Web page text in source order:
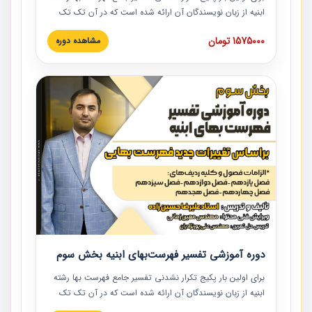
ابنیه از زبان نویسندگان آن ارائه شده است که در آن تک تک
ردیف ها و مطالب فهرست بها تفسیر و ارائه شده است. این
دوره به صورت کامل تصویری بوده و به همراه تصاویر عملیات
دوره با کلام مهندس علیرضاحسین‌زاده مدیر پروژه مهندسی
مشاور در امر بازنگری فهرست بها رشته ابنیه ارائه شده و به تمام
همکارانی که در حوزه صنعت ساخت در حال فعالیت هستند حتما
توصیه می کنیم از مطالب این دوره استفاده نمایند.
1575000 تومان مشاهده دوره
دوره آموزشی تفسیر فهرست‌بهای ابنیه بخش سوم
برای اولین بار پکیج تکرار نشدنی تفسیر جامع فهرست بها رشته
ابنیه از زبان نویسندگان آن ارائه شده است که در آن تک تک
ردیف ها و مطالب فهرست بها تفسیر و ارائه شده است. این